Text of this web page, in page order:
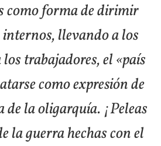
como forma de dirimir
llevando a los
trabajadores, el «país
como expresión de
la oligarquía. ¡Peleas
la guerra hechas con el